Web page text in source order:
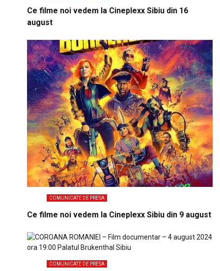
Ce filme noi vedem la Cineplexx Sibiu din 16
august
COMUNICATE DE PRESA
Ce filme noi vedem la Cineplexx Sibiu din 9 august
COMUNICATE DE PRESA